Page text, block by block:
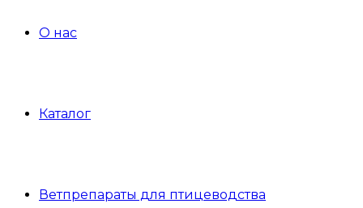
О нас
Каталог
Ветпрепараты для птицеводства